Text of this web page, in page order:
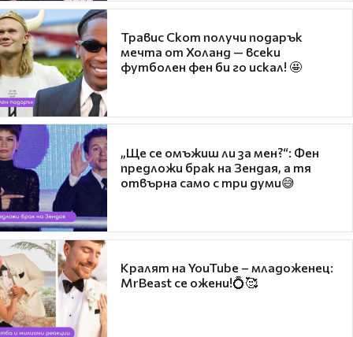
Травис Скот получи подарък
мечта от Холанд — всеки
футболен фен би го искал! 🤩
„Ще се омъжиш ли за мен?“: Фен
предложи брак на Зендая, а тя
отвърна само с три думи😅
Кралят на YouTube – младоженец:
MrBeast се ожени!💍🥰